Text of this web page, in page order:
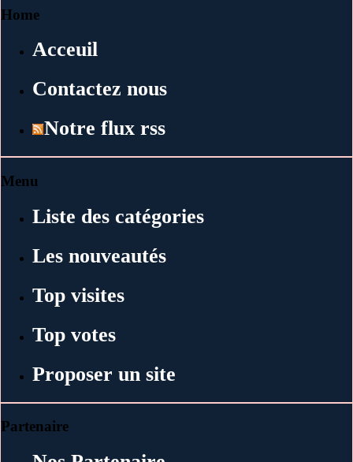
Home
Acceuil
Contactez nous
Notre flux rss
Menu
Liste des catégories
Les nouveautés
Top visites
Top votes
Proposer un site
Partenaire